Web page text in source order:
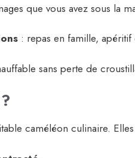
que vous avez sous la
: repas en famille,
sans perte de
caméléon culinaire. Elles